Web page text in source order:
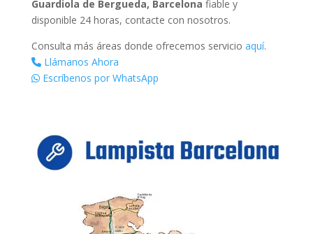
Guardiola de Bergueda, Barcelona fiable y
disponible 24 horas, contacte con nosotros.
Consulta más áreas donde ofrecemos servicio aquí.
Llámanos Ahora
Escríbenos por WhatsApp